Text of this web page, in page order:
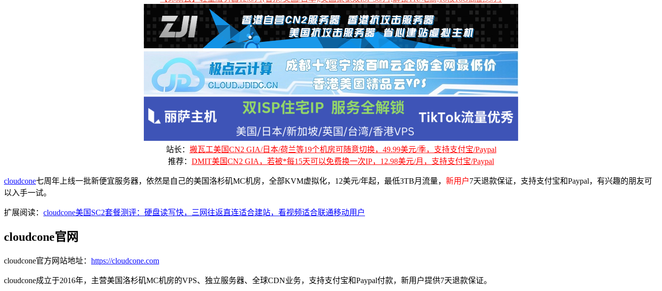
站长： 搬瓦工美国CN2 GIA/日本/荷兰等19个机房可随意切换，49.99美元/季，支持支付宝/Paypal
推荐： DMIT美国CN2 GIA，若被*每15天可以免费换一次IP，12.98美元/月，支持支付宝/Paypal
cloudcone七周年上线一批新便宜服务器，依然是自己的美国洛杉矶MC机房，全部KVM虚拟化，12美元/年起，最低3TB月流量， 新用户7天退款保证，支持支付宝和Paypal，有兴趣的朋友可
以入手一试。
扩展阅读： cloudcone美国SC2套餐测评：硬盘读写快，三网往返直连适合建站，看视频适合联通移动用户
cloudcone官网
cloudcone官方网站地址： https://cloudcone.com
cloudcone成立于2016年，主营美国洛杉矶MC机房的VPS、独立服务器、全球CDN业务，支持支付宝和Paypal付款，新用户提供7天退款保证。